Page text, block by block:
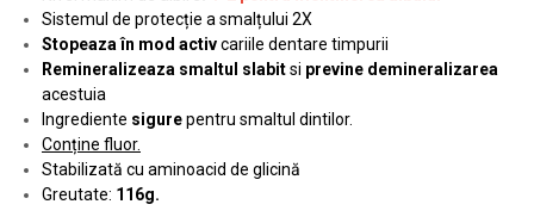
Sistemul de protecție a smalțului 2X
Stopeaza în mod activcariile dentare timpurii
Remineralizeaza smaltul slabitsi previne demineralizarea
acestuia
Ingrediente sigurepentru smaltul dintilor.
Conține fluor.
Stabilizată cu aminoacid de glicină
Greutate: 116g.